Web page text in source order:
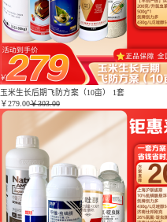
玉米生长后期飞防方案（10亩） 1套
￥279.00￥303.00